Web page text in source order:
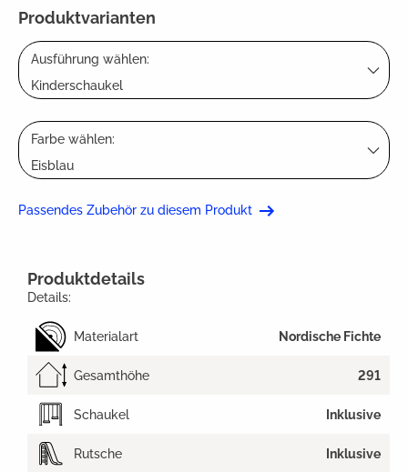
Produktvarianten
Ausführung wählen:
Kinderschaukel
Farbe wählen:
Eisblau
Passendes Zubehör zu diesem Produkt
Produktdetails
Details:
Materialart Nordische Fichte
Gesamthöhe 291
Schaukel Inklusive
Rutsche Inklusive